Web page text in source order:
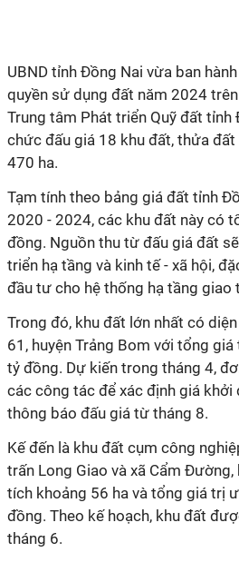
UBND tỉnh Đồng Nai vừa ban
quyền sử dụng đất năm 2024
Trung tâm Phát triển Quỹ đất tỉnh
chức đấu giá 18 khu đất, thửa
470 ha.
Tạm tính theo bảng giá đất tỉnh
2020 - 2024, các khu đất này có
đồng. Nguồn thu từ đấu giá đất
triển hạ tầng và kinh tế - xã hội,
đầu tư cho hệ thống hạ tầng giao
Trong đó, khu đất lớn nhất có
61, huyện Trảng Bom với tổng
tỷ đồng. Dự kiến trong tháng 4,
các công tác để xác định giá khởi
thông báo đấu giá từ tháng 8.
Kế đến là khu đất cụm công
trấn Long Giao và xã Cẩm
tích khoảng 56 ha và tổng giá trị
đồng. Theo kế hoạch, khu đất
tháng 6.